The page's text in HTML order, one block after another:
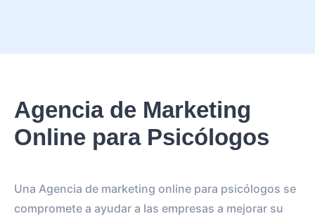
Agencia de Marketing
Online para Psicólogos
Una Agencia de marketing online para psicólogos se
compromete a ayudar a las empresas a mejorar su